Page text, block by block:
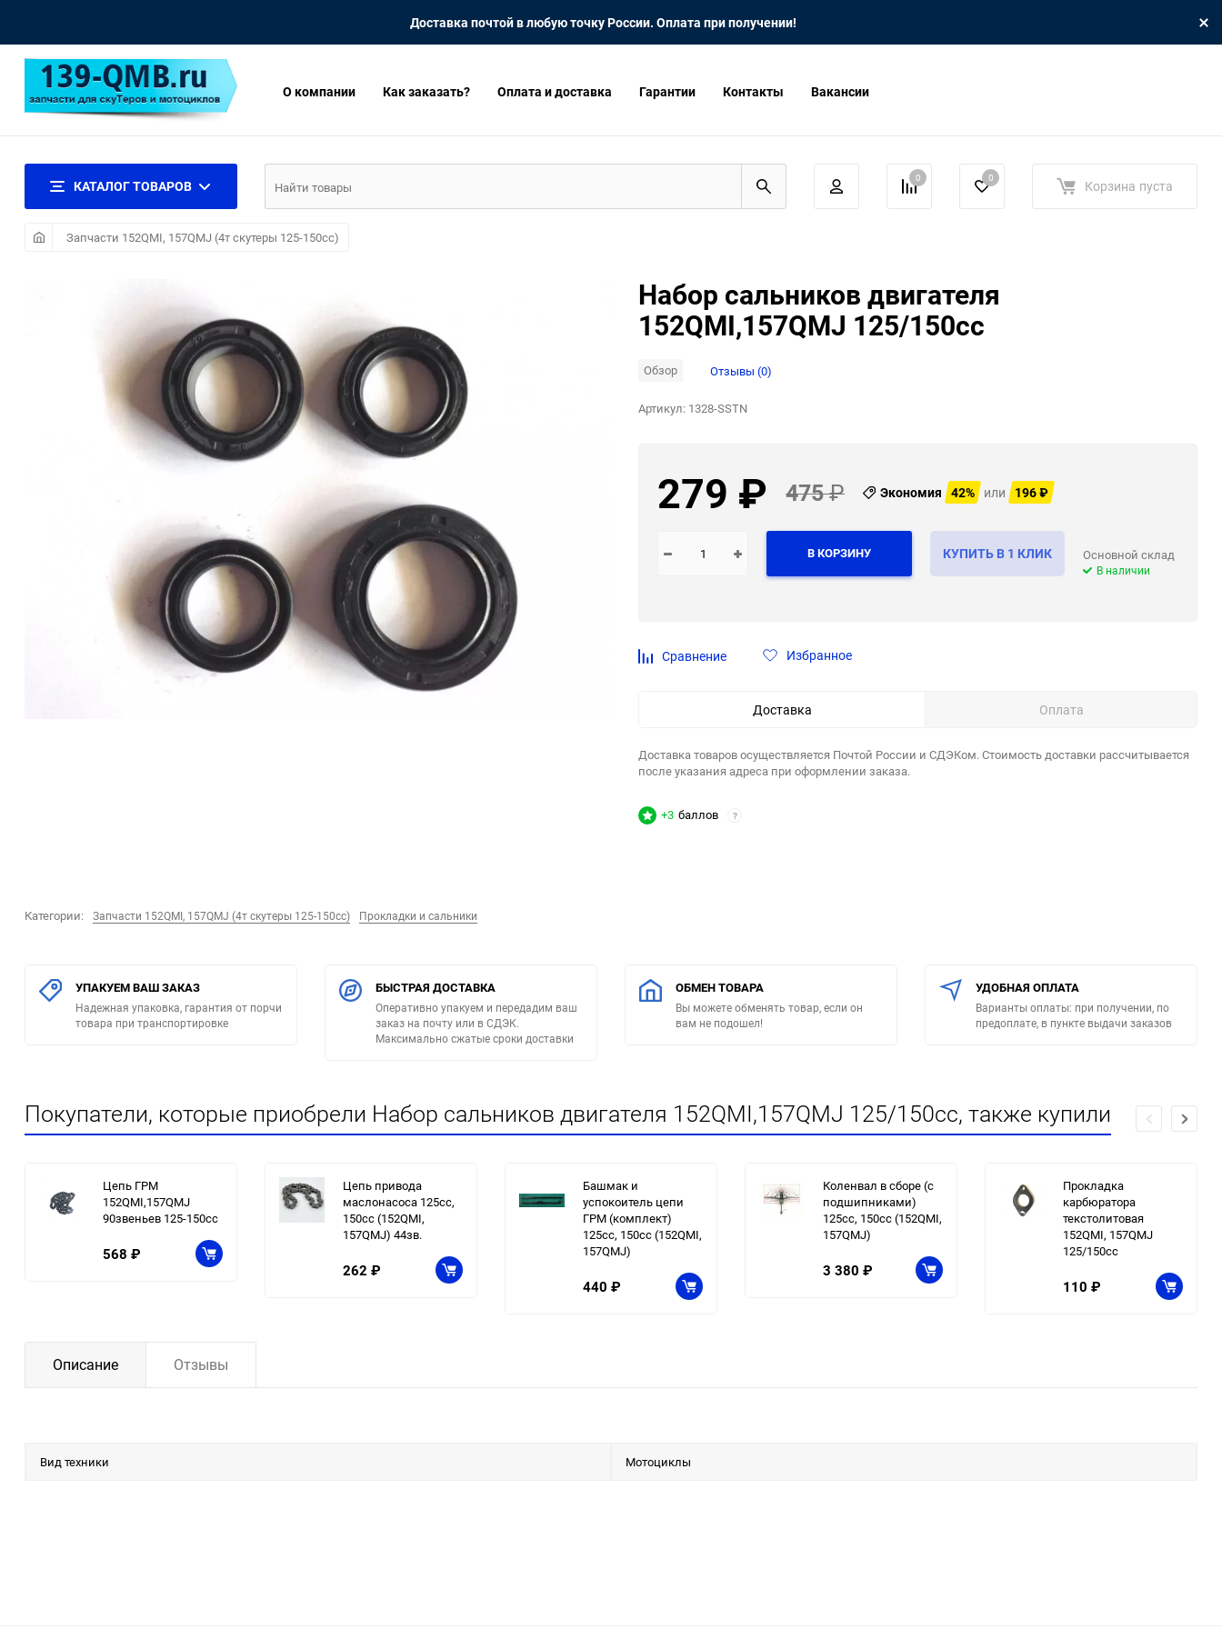
Доставка почтой в любую точку России. Оплата при получении!
О компании Как заказать? Оплата и доставка Гарантии Контакты Вакансии
КАТАЛОГ ТОВАРОВ 0 0 Корзина пуста
Запчасти 152QMI, 157QMJ (4т скутеры 125-150сс)
Категории: Запчасти 152QMI, 157QMJ (4т скутеры 125-150сс) Прокладки и сальники
Набор сальников двигателя
152QMI,157QMJ 125/150сс
Обзор Отзывы (0)
Артикул: 1328-SSTN
279 ₽ 475₽ Экономия 42% или 196₽
В КОРЗИНУ КУПИТЬ В 1 КЛИК Основной склад
В наличии
Сравнение Избранное
Доставка Оплата
Доставка товаров осуществляется Почтой России и СДЭКом. Стоимость доставки рассчитывается
после указания адреса при оформлении заказа.
+3 баллов ?
УПАКУЕМ ВАШ ЗАКАЗ
Надежная упаковка, гарантия от порчи
товара при транспортировке
БЫСТРАЯ ДОСТАВКА
Оперативно упакуем и передадим ваш
заказ на почту или в СДЭК.
Максимально сжатые сроки доставки
ОБМЕН ТОВАРА
Вы можете обменять товар, если он
вам не подошел!
УДОБНАЯ ОПЛАТА
Варианты оплаты: при получении, по
предоплате, в пункте выдачи заказов
Покупатели, которые приобрели Набор сальников двигателя 152QMI,157QMJ 125/150сс, также купили
Цепь ГРМ
152QMI,157QMJ
90звеньев 125-150cc
568 ₽
Цепь привода
маслонасоса 125cc,
150cc (152QMI,
157QMJ) 44зв.
262 ₽
Башмак и
успокоитель цепи
ГРМ (комплект)
125cc, 150cc (152QMI,
157QMJ)
440 ₽
Коленвал в сборе (с
подшипниками)
125cc, 150cc (152QMI,
157QMJ)
3 380 ₽
Прокладка
карбюратора
текстолитовая
152QMI, 157QMJ
125/150сс
110 ₽
Описание Отзывы
Вид техники Мотоциклы